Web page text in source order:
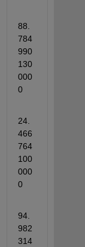
88.
784
990
130
000
0
24.
466
764
100
000
0
94.
982
314